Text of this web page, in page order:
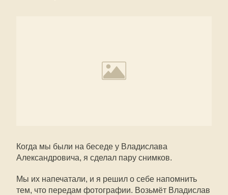
Когда мы были на беседе у Владислава
Александровича, я сделал пару снимков.
Мы их напечатали, и я решил о себе напомнить
тем, что передам фотографии. Возьмёт Владислав